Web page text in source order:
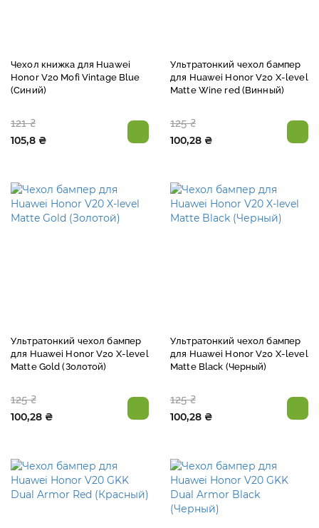
Чехол книжка для Huawei
Honor V20 Mofi Vintage Blue
(Синий)
121 ₴
105,8 ₴
Ультратонкий чехол бампер
для Huawei Honor V20 X-level
Matte Wine red (Винный)
125 ₴
100,28 ₴
Ультратонкий чехол бампер
для Huawei Honor V20 X-level
Matte Gold (Золотой)
125 ₴
100,28 ₴
Ультратонкий чехол бампер
для Huawei Honor V20 X-level
Matte Black (Черный)
125 ₴
100,28 ₴